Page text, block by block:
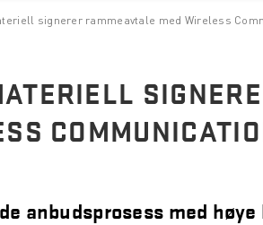
signerer rammeavtale med Wireless
anbudsprosess med